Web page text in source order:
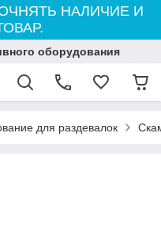
НАЛИЧИЕ И
оборудования
для раздевалок